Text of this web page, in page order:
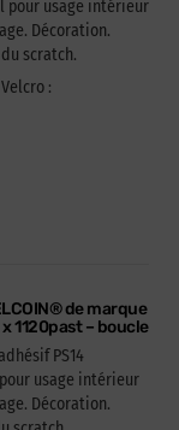
pour usage intérieur
Décoration.
scratch.
:
de marque
x 1120past – boucle
PS14
usage intérieur
Décoration.